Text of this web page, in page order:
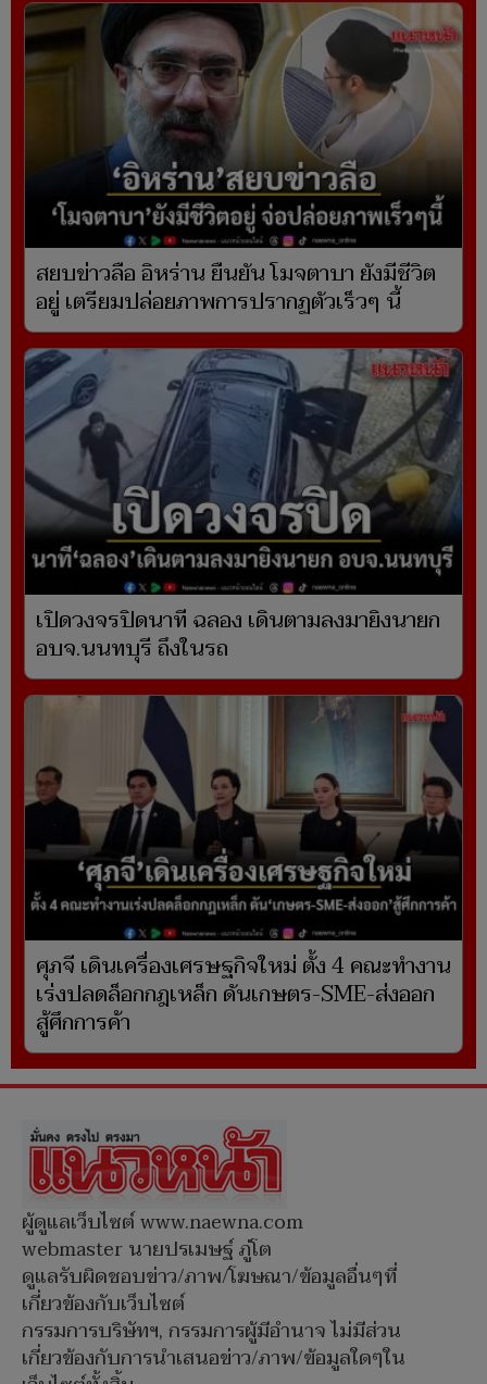
สยบข่าวลือ อิหร่าน ยืนยัน โมจตาบา ยังมีชีวิต
อยู่ เตรียมปล่อยภาพการปรากฏตัวเร็วๆ นี้
เปิดวงจรปิดนาที ฉลอง เดินตามลงมายิงนายก
อบจ.นนทบุรี ถึงในรถ
ศุภจี เดินเครื่องเศรษฐกิจใหม่ ตั้ง 4 คณะทำงาน
เร่งปลดล็อกกฎเหล็ก ดันเกษตร-SME-ส่งออก
สู้ศึกการค้า
ผู้ดูแลเว็บไซต์ www.naewna.com
webmaster นายปรเมษฐ์ ภู่โต
ดูแลรับผิดชอบข่าว/ภาพ/โฆษณา/ข้อมูลอื่นๆที่
เกี่ยวข้องกับเว็บไซต์
กรรมการบริษัทฯ, กรรมการผู้มีอำนาจ ไม่มีส่วน
เกี่ยวข้องกับการนำเสนอข่าว/ภาพ/ข้อมูลใดๆใน